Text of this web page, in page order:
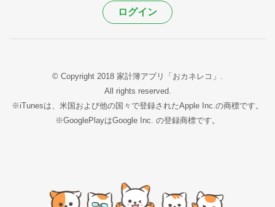
ログイン
© Copyright 2018 家計簿アプリ「おカネレコ」.
All rights reserved.
※iTunesは、米国および他の国々で登録されたApple Inc.の商標です。
※GooglePlayはGoogle Inc. の登録商標です。